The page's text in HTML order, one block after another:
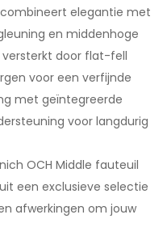
elegantie met
en middenhoge
versterkt door flat-fell
voor een verfijnde
met geïntegreerde
voor langdurig
OCH Middle fauteuil
een exclusieve selectie
afwerkingen om jouw